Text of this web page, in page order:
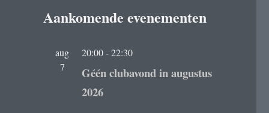
Aankomende evenementen
aug
7
20:00-22:30
Géén clubavond in augustus
2026